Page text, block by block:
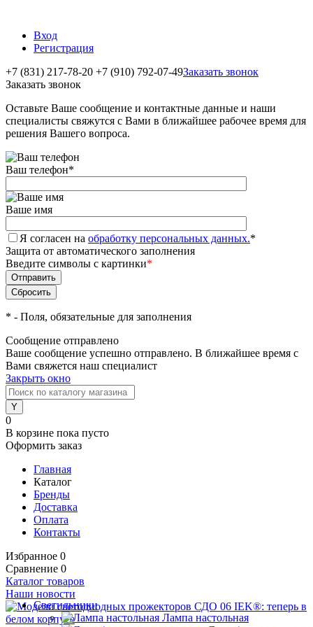
Вход
Регистрация
+7 (831) 217-78-20 +7 (910) 792-07-49Заказать звонок
Заказать звонок
Оставьте Ваше сообщение и контактные данные и наши
специалисты свяжутся с Вами в ближайшее рабочее время для
решения Вашего вопроса.
Ваш телефон*
Ваше имя
Я согласен на обработку персональных данных.*
Защита от автоматического заполнения
Введите символы с картинки*
* - Поля, обязательные для заполнения
Сообщение отправлено
Ваше сообщение успешно отправлено. В ближайшее время с
Вами свяжется наш специалист
Закрыть окно
0
В корзине пока пусто
Оформить заказ
Главная
Каталог
Бренды
Доставка
Оплата
Контакты
Избранное 0
Сравнение 0
Каталог товаров
Светильники
Лампа настольная
Наши новости